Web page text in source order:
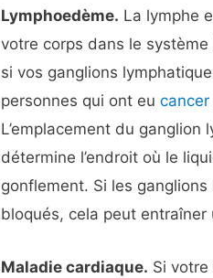
Lymphoedème. La lymphe
votre corps dans le
si vos ganglions
personnes qui ont eucancer
L’emplacement du
détermine l’endroit où le
gonflement. Si les
bloqués, cela peut
Maladie cardiaque. Si